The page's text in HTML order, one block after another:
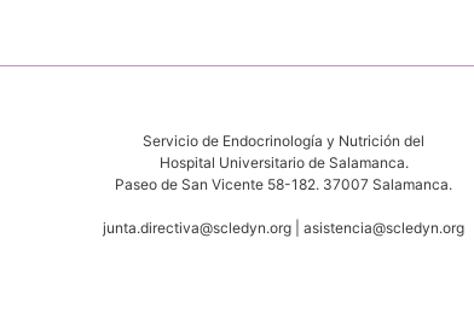
Servicio de Endocrinología y Nutrición del
Hospital Universitario de Salamanca.
Paseo de San Vicente 58-182. 37007 Salamanca.
junta.directiva@scledyn.org | asistencia@scledyn.org